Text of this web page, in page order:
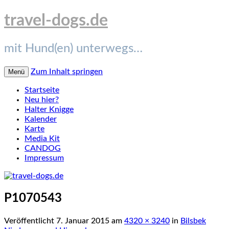
travel-dogs.de
mit Hund(en) unterwegs…
Menü Zum Inhalt springen
Startseite
Neu hier?
Halter Knigge
Kalender
Karte
Media Kit
CANDOG
Impressum
P1070543
Veröffentlicht 7. Januar 2015 am 4320 × 3240 in Bilsbek